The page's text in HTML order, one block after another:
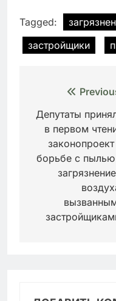
Tagged:
застройщики
Навигация
по
записям
Депутаты
в первом
борьбе с